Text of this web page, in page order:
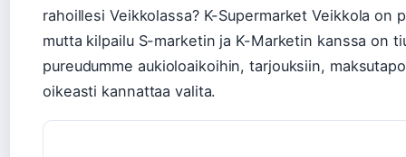
rahoillesi Veikkolassa? K-Supermarket Veikkola on
mutta kilpailu S-marketin ja K-Marketin kanssa on
pureudumme aukioloaikoihin, tarjouksiin,
oikeasti kannattaa valita.